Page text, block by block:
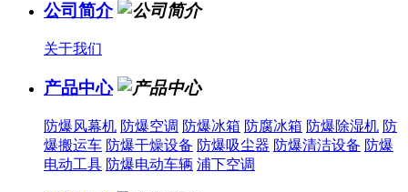
公司简介
关于我们
产品中心
防爆风幕机 防爆空调 防爆冰箱 防腐冰箱 防爆除湿机 防
爆搬运车 防爆干燥设备 防爆吸尘器 防爆清洁设备 防爆
电动工具 防爆电动车辆 浦下空调